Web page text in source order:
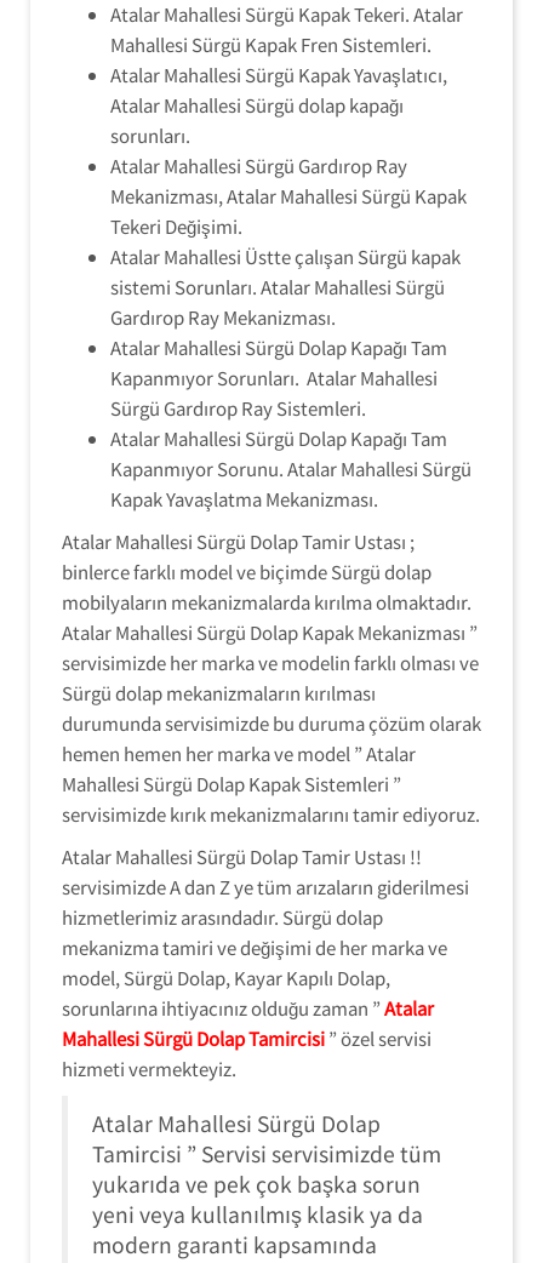
Atalar Mahallesi Sürgü Kapak Tekeri. Atalar
Mahallesi Sürgü Kapak Fren Sistemleri.
Atalar Mahallesi Sürgü Kapak Yavaşlatıcı,
Atalar Mahallesi Sürgü dolap kapağı
sorunları.
Atalar Mahallesi Sürgü Gardırop Ray
Mekanizması, Atalar Mahallesi Sürgü Kapak
Tekeri Değişimi.
Atalar Mahallesi Üstte çalışan Sürgü kapak
sistemi Sorunları. Atalar Mahallesi Sürgü
Gardırop Ray Mekanizması.
Atalar Mahallesi Sürgü Dolap Kapağı Tam
Kapanmıyor Sorunları. Atalar Mahallesi
Sürgü Gardırop Ray Sistemleri.
Atalar Mahallesi Sürgü Dolap Kapağı Tam
Kapanmıyor Sorunu. Atalar Mahallesi Sürgü
Kapak Yavaşlatma Mekanizması.
Atalar Mahallesi Sürgü Dolap Tamir Ustası ;
binlerce farklı model ve biçimde Sürgü dolap
mobilyaların mekanizmalarda kırılma olmaktadır.
Atalar Mahallesi Sürgü Dolap Kapak Mekanizması ”
servisimizde her marka ve modelin farklı olması ve
Sürgü dolap mekanizmaların kırılması
durumunda servisimizde bu duruma çözüm olarak
hemen hemen her marka ve model ” Atalar
Mahallesi Sürgü Dolap Kapak Sistemleri ”
servisimizde kırık mekanizmalarını tamir ediyoruz.
Atalar Mahallesi Sürgü Dolap Tamir Ustası !!
servisimizde A dan Z ye tüm arızaların giderilmesi
hizmetlerimiz arasındadır. Sürgü dolap
mekanizma tamiri ve değişimi de her marka ve
model, Sürgü Dolap, Kayar Kapılı Dolap,
sorunlarına ihtiyacınız olduğu zaman ”Atalar
Mahallesi Sürgü Dolap Tamircisi” özel servisi
hizmeti vermekteyiz.
Atalar Mahallesi Sürgü Dolap
Tamircisi ” Servisi servisimizde tüm
yukarıda ve pek çok başka sorun
yeni veya kullanılmış klasik ya da
modern garanti kapsamında